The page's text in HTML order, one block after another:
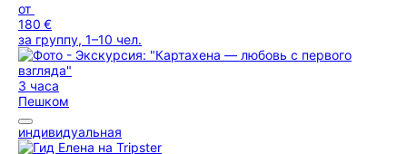
от
180 €
за группу, 1–10 чел.
3 часа
Пешком
индивидуальная